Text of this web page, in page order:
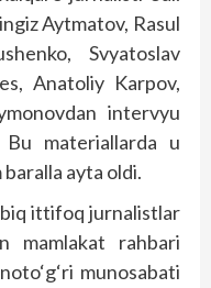
Aytmatov, Rasul
Svyatoslav
Anatoliy Karpov,
intervyu
materiallarda u
baralla ayta oldi.
ittifoq jurnalistlar
mamlakat rahbari
munosabati